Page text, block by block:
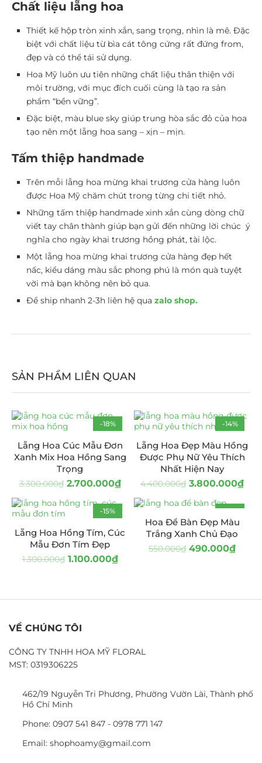
Chất liệu lẵng hoa
Thiết kế hộp tròn xinh xắn, sang trọng, nhìn là mê. Đặc
biệt với chất liệu từ bìa cát tông cứng rất đứng from,
đẹp và có thể tái sử dụng.
Hoa Mỹ luôn ưu tiên những chất liệu thân thiện với
môi trường, với mục đích cuối cùng là tạo ra sản
phẩm “bền vững”.
Đặc biệt, màu blue sky giúp trung hòa sắc đỏ của hoa
tạo nên một lẵng hoa sang – xịn – mịn.
Tấm thiệp handmade
Trên mỗi lẵng hoa mừng khai trương cửa hàng luôn
được Hoa Mỹ chăm chút trong từng chi tiết nhỏ.
Những tấm thiệp handmade xinh xắn cùng dòng chữ
viết tay chân thành giúp bạn gửi đến những lời chúc ý
nghĩa cho ngày khai trương hồng phát, tài lộc.
Một lẵng hoa mừng khai trương cửa hàng đẹp hết
nấc, kiểu dáng màu sắc phong phú là món quà tuyệt
vời mà bạn không nên bỏ qua.
Để ship nhanh 2-3h liên hệ qua zalo shop.
SẢN PHẨM LIÊN QUAN
-18%
Lẵng Hoa Cúc Mẫu Đơn
Xanh Mix Hoa Hồng Sang
Trọng
3.300.000₫ 2.700.000₫
-14%
Lẵng Hoa Đẹp Màu Hồng
Được Phụ Nữ Yêu Thích
Nhất Hiện Nay
4.400.000₫ 3.800.000₫
-15%
HOT
Lẵng Hoa Hồng Tím, Cúc
Mẫu Đơn Tím Đẹp
1.300.000₫ 1.100.000₫
-11%
Hoa Để Bàn Đẹp Màu
Trắng Xanh Chủ Đạo
550.000₫ 490.000₫
VỀ CHÚNG TÔI
CÔNG TY TNHH HOA MỸ FLORAL
MST: 0319306225
462/19 Nguyễn Tri Phương, Phường Vườn Lài, Thành phố
Hồ Chí Minh
Phone: 0907 541 847 - 0978 771 147
Email: shophoamy@gmail.com